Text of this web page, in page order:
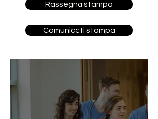
Rassegna stampa
Comunicati stampa